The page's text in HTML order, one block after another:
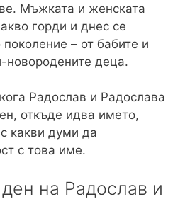
Мъжката и женската
горди и днес се
– от бабите и
новородените деца.
Радослав и Радослава
откъде идва името,
какви думи да
с това име.
на Радослав и